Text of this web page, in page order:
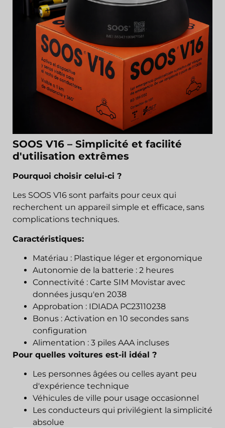
SOOS V16 – Simplicité et facilité
d'utilisation extrêmes
Pourquoi choisir celui-ci ?
Les SOOS V16 sont parfaits pour ceux qui
recherchent un appareil simple et efficace, sans
complications techniques.
Caractéristiques:
Matériau : Plastique léger et ergonomique
Autonomie de la batterie : 2 heures
Connectivité : Carte SIM Movistar avec
données jusqu'en 2038
Approbation : IDIADA PC23110238
Bonus : Activation en 10 secondes sans
configuration
Alimentation : 3 piles AAA incluses
Pour quelles voitures est-il idéal ?
Les personnes âgées ou celles ayant peu
d'expérience technique
Véhicules de ville pour usage occasionnel
Les conducteurs qui privilégient la simplicité
absolue